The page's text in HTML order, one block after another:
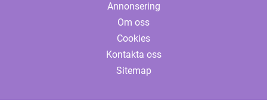
Annonsering
Om oss
Cookies
Kontakta oss
Sitemap